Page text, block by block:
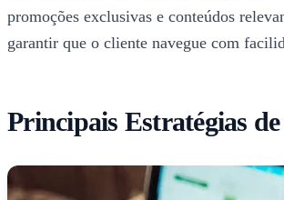
promoções exclusivas e conteúdos
garantir que o cliente navegue com
Principais Estratégias